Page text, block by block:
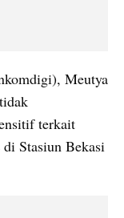
Meutya
terkait
Stasiun Bekasi